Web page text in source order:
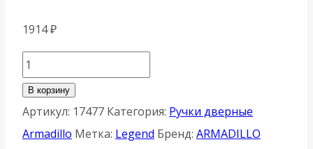
1914₽
Количество
товара
Ручка
Armadillo
В корзину
Артикул: 17477 Категория: Ручки дверные
Armadillo Метка: Legend Бренд: ARMADILLO